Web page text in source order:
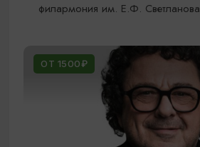
филармония им. Е.Ф. Светланова
ОТ 1500₽